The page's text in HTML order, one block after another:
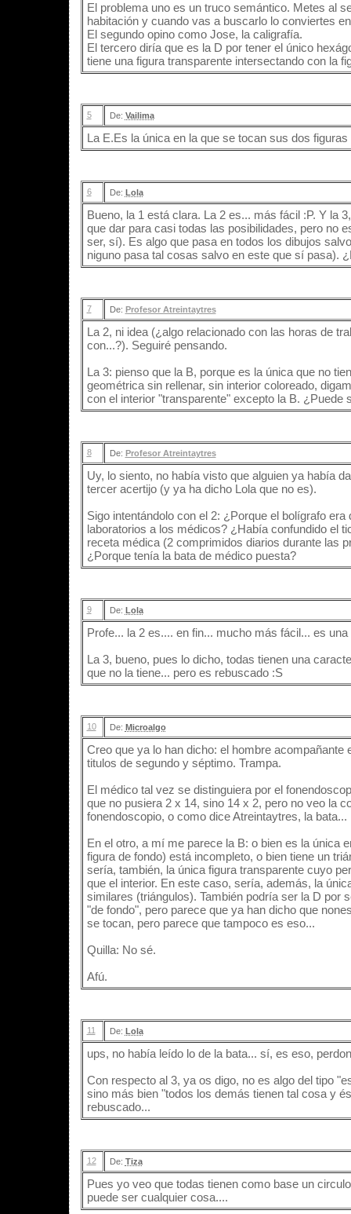
El problema uno es un truco semántico. Metes al
habitación y cuando vas a buscarlo lo conviertes
El segundo opino como Jose, la caligrafía.
El tercero diría que es la D por tener el único
tiene una figura transparente intersectando con la
5 De: Vailima
La E.Es la única en la que se tocan sus dos
6 De: Lola
Bueno, la 1 está clara. La 2 es... más fácil :P. Y la
que dar para casi todas las posibilidades, pero no
ser, sí). Es algo que pasa en todos los dibujos
niguno pasa tal cosas salvo en este que sí pasa).
7 De: Profesor Atreintaytres
La 2, ni idea (¿algo relacionado con las horas de
con...?). Seguiré pensando.
La 3: pienso que la B, porque es la única que no
geométrica sin rellenar, sin interior coloreado,
con el interior "transparente" excepto la B. ¿Puede
8 De: Profesor Atreintaytres
Uy, lo siento, no había visto que alguien ya había
tercer acertijo (y ya ha dicho Lola que no es).
Sigo intentándolo con el 2: ¿Porque el bolígrafo era
laboratorios a los médicos? ¿Había confundido el
receta médica (2 comprimidos diarios durante las
¿Porque tenía la bata de médico puesta?
9 De: Lola
Profe... la 2 es.... en fin... mucho más fácil... es
La 3, bueno, pues lo dicho, todas tienen una
que no la tiene... pero es rebuscado :S
10 De: Microalgo
Creo que ya lo han dicho: el hombre acompañante
titulos de segundo y séptimo. Trampa.
El médico tal vez se distinguiera por el
que no pusiera 2 x 14, sino 14 x 2, pero no veo la
fonendoscopio, o como dice Atreintaytres, la bata...
En el otro, a mí me parece la B: o bien es la única
figura de fondo) está incompleto, o bien tiene un
sería, también, la única figura transparente cuyo
que el interior. En este caso, sería, además, la
similares (triángulos). También podría ser la D por
"de fondo", pero parece que ya han dicho que
se tocan, pero parece que tampoco es eso...
Quilla: No sé.
Afú.
11 De: Lola
ups, no había leído lo de la bata... sí, es eso,
Con respecto al 3, ya os digo, no es algo del tipo
sino más bien "todos los demás tienen tal cosa y
rebuscado...
12 De: Tiza
Pues yo veo que todas tienen como base un
puede ser cualquier cosa....